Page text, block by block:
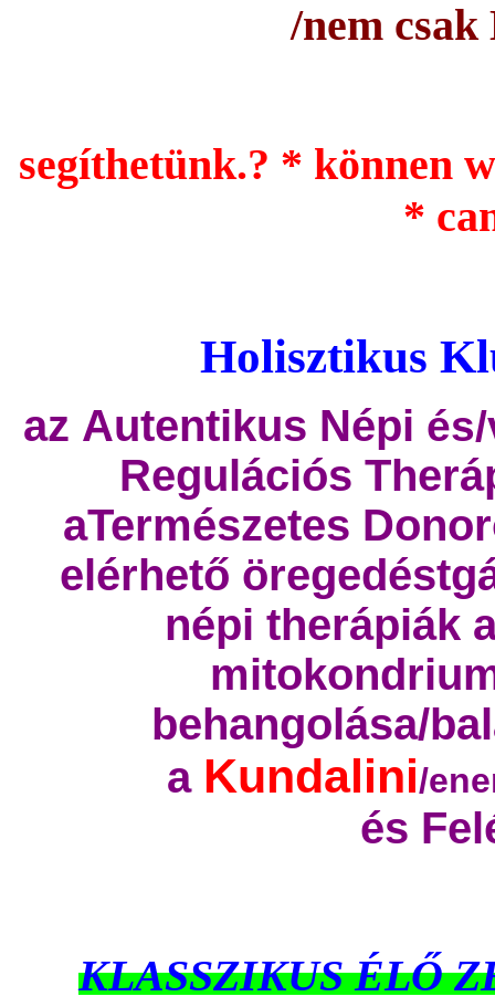
/nem
segíthetünk.? * können
*
Holisztikus
az Autentikus Népi
Regulációs
aTermészetes
elérhető
népi therápiák
behangolása/
a Kundalini/
és
KLASSZIKUS ÉLŐ